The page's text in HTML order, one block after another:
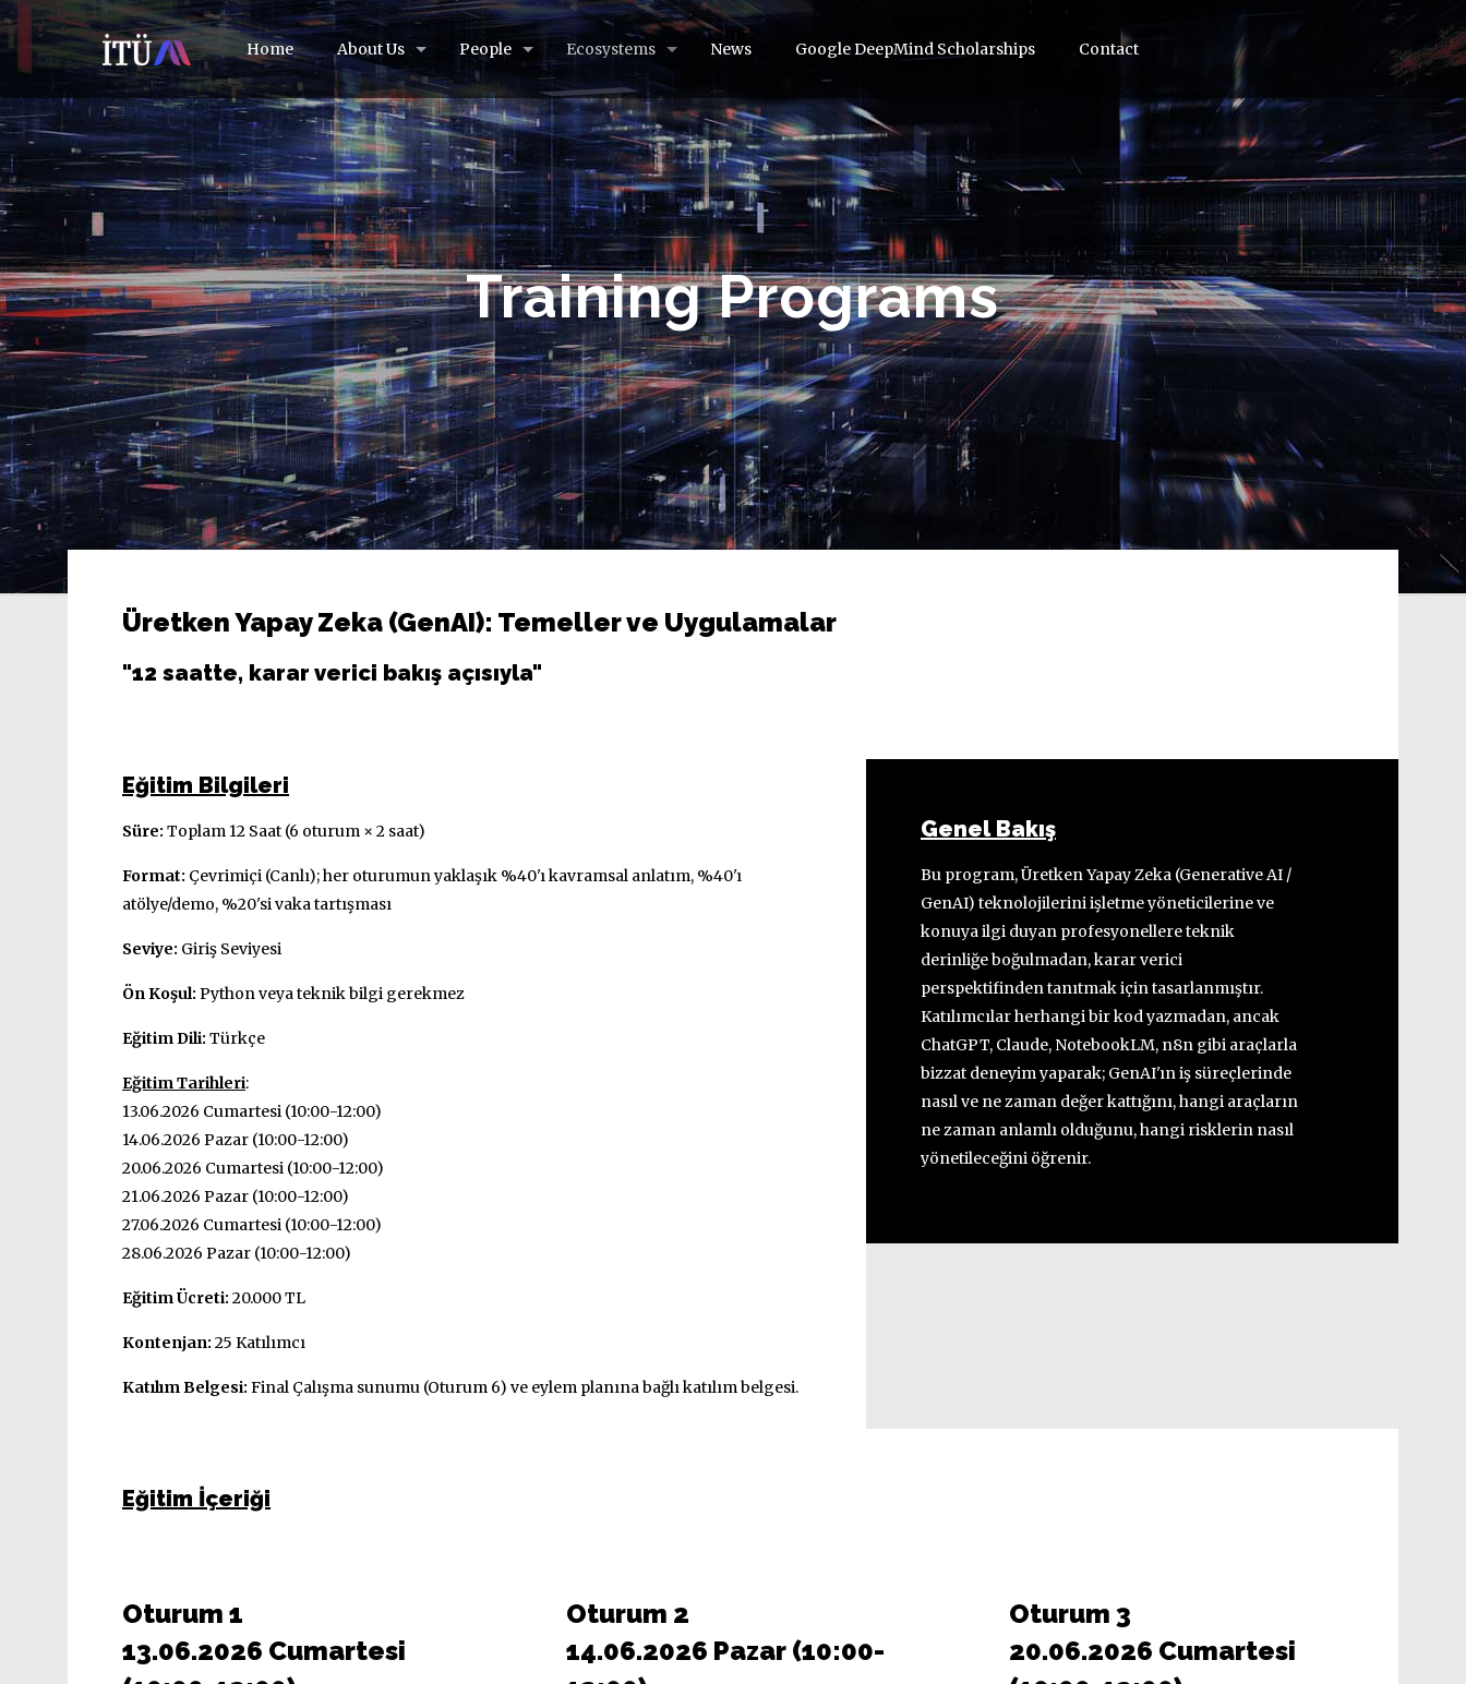
Home About Us People Ecosystems News Google DeepMind Scholarships Contact
Training Programs
Üretken Yapay Zeka (GenAI): Temeller ve Uygulamalar
"12 saatte, karar verici bakış açısıyla"
Eğitim Bilgileri
Süre: Toplam 12 Saat (6 oturum × 2 saat)
Format: Çevrimiçi (Canlı); her oturumun yaklaşık %40'ı kavramsal anlatım, %40'ı
atölye/demo, %20'si vaka tartışması
Seviye: Giriş Seviyesi
Ön Koşul: Python veya teknik bilgi gerekmez
Eğitim Dili: Türkçe
Eğitim Tarihleri:
13.06.2026 Cumartesi (10:00-12:00)
14.06.2026 Pazar (10:00-12:00)
20.06.2026 Cumartesi (10:00-12:00)
21.06.2026 Pazar (10:00-12:00)
27.06.2026 Cumartesi (10:00-12:00)
28.06.2026 Pazar (10:00-12:00)
Eğitim Ücreti: 20.000 TL
Kontenjan: 25 Katılımcı
Katılım Belgesi: Final Çalışma sunumu (Oturum 6) ve eylem planına bağlı katılım belgesi.
Genel Bakış
Bu program, Üretken Yapay Zeka (Generative AI /
GenAI) teknolojilerini işletme yöneticilerine ve
konuya ilgi duyan profesyonellere teknik
derinliğe boğulmadan, karar verici
perspektifinden tanıtmak için tasarlanmıştır.
Katılımcılar herhangi bir kod yazmadan, ancak
ChatGPT, Claude, NotebookLM, n8n gibi araçlarla
bizzat deneyim yaparak; GenAI'ın iş süreçlerinde
nasıl ve ne zaman değer kattığını, hangi araçların
ne zaman anlamlı olduğunu, hangi risklerin nasıl
yönetileceğini öğrenir.
Eğitim İçeriği
Oturum 1
13.06.2026 Cumartesi
Oturum 2
14.06.2026 Pazar (10:00-
Oturum 3
20.06.2026 Cumartesi